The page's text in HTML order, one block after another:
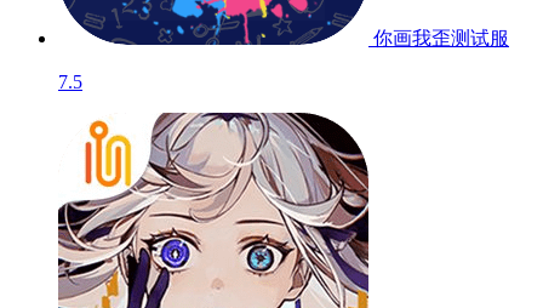
你画我歪测试服
7.5